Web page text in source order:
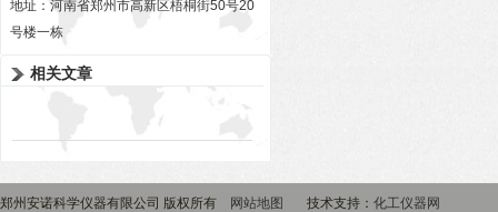
地址：河南省郑州市高新区梧桐街50号20
号楼一栋
相关文章
郑州安诺科学仪器有限公司 版权所有 网站地图 技术支持： 化工仪器网